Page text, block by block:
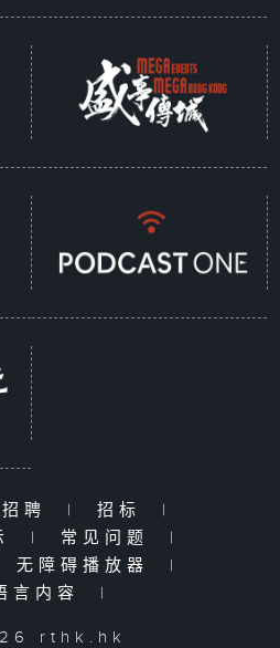
招聘 | 招标
|
| 常见问题
|
无障碍播放器
|
言内容
|
rthk.hk